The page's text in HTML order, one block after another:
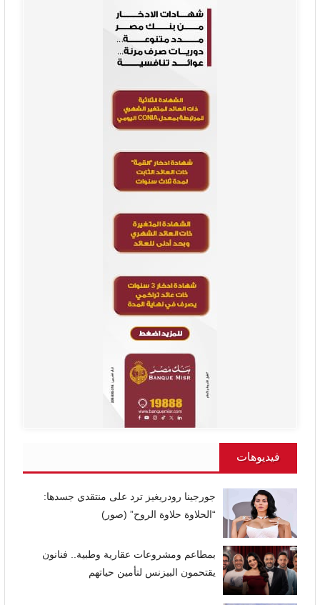
فيديوهات
جورجينا رودريغيز ترد على منتقدي جسدها:
“الحلاوة حلاوة الروح” (صور)
بمطاعم ومشروعات عقارية وطبية.. فنانون
يقتحمون البيزنس لتأمين حياتهم